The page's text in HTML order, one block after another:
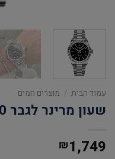
עמוד הבית / מוצרים חמים
שעון מרינר לגבר MO7010
₪1,749